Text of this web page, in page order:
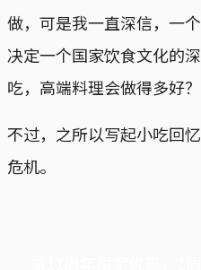
做，可是我一直深信，一
决定一个国家饮食文化的
吃，高端料理会做得多好
不过，之所以写起小吃回
危机。